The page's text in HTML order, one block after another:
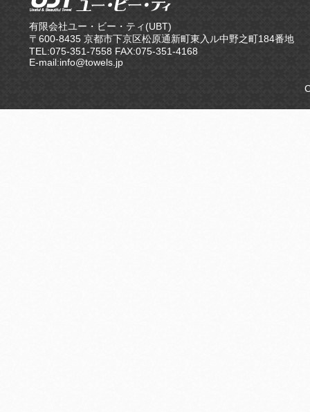
有限会社ユー・ビー・ティ(UBT)
〒600-8435 京都市下京区松原通新町東入ル中野之町184番地
TEL:075-351-7558 FAX:075-351-4168
E-mail:info@towels.jp